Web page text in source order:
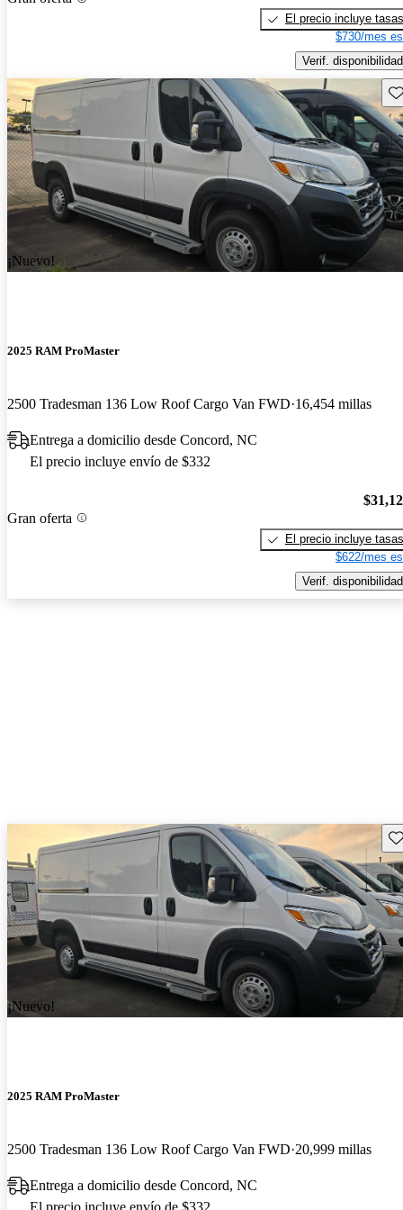
El precio incluye tasas
$730/mes
Verif. disponibilidad
¡Nuevo!
2025 RAM ProMaster
2500 Tradesman 136 Low Roof Cargo Van FWD 16,454 millas
Entrega a domicilio desde Concord, NC
El precio incluye envío de $332
Gran oferta
El precio incluye tasas
$622/mes
Verif. disponibilidad
¡Nuevo!
2025 RAM ProMaster
2500 Tradesman 136 Low Roof Cargo Van FWD 20,999 millas
Entrega a domicilio desde Concord, NC